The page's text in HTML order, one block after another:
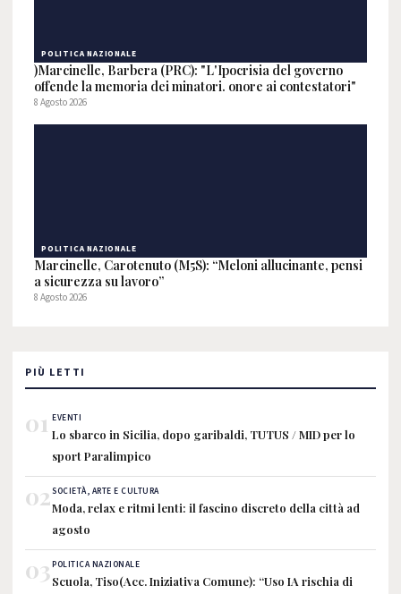
POLITICA NAZIONALE
)Marcinelle, Barbera (PRC): "L'Ipocrisia del governo
offende la memoria dei minatori. onore ai contestatori"
8 Agosto 2026
POLITICA NAZIONALE
Marcinelle, Carotenuto (M5S): “Meloni allucinante, pensi
a sicurezza su lavoro”
8 Agosto 2026
PIÙ LETTI
01 EVENTI
Lo sbarco in Sicilia, dopo garibaldi, TUTUS / MID per lo
sport Paralimpico
02SOCIETÀ, ARTE E CULTURA
Moda, relax e ritmi lenti: il fascino discreto della città ad
agosto
03POLITICA NAZIONALE
Scuola, Tiso(Acc. Iniziativa Comune): “Uso IA rischia di